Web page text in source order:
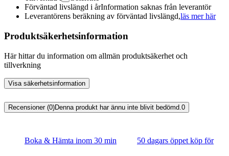
Förväntad livslängd i årInformation saknas från leverantör
Leverantörens beräkning av förväntad livslängd,läs mer här
Produktsäkerhetsinformation
Här hittar du information om allmän produktsäkerhet och
tillverkning
Visa säkerhetsinformation
Recensioner (0)Denna produkt har ännu inte blivit bedömd. 0
Boka & Hämta inom 30 min 50 dagars öppet köp för